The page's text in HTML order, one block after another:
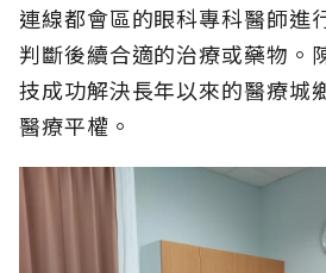
連線都會區的眼科專科醫師進
判斷後續合適的治療或藥物。
技成功解決長年以來的醫療城
醫療平權。